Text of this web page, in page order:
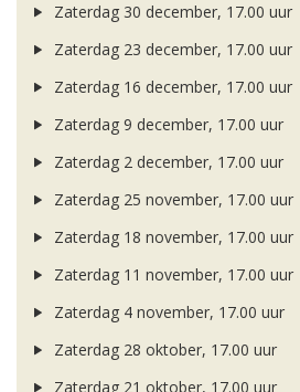
Zaterdag 30 december, 17.00 uur
Zaterdag 23 december, 17.00 uur
Zaterdag 16 december, 17.00 uur
Zaterdag 9 december, 17.00 uur
Zaterdag 2 december, 17.00 uur
Zaterdag 25 november, 17.00 uur
Zaterdag 18 november, 17.00 uur
Zaterdag 11 november, 17.00 uur
Zaterdag 4 november, 17.00 uur
Zaterdag 28 oktober, 17.00 uur
Zaterdag 21 oktober, 17.00 uur